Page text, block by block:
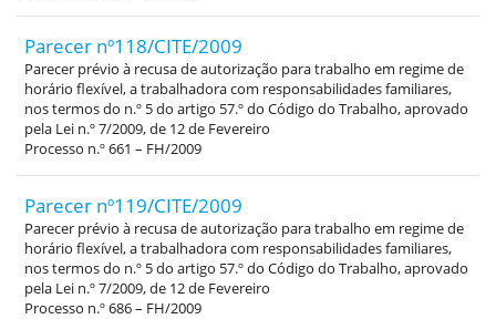
Parecer nº118/CITE/2009
Parecer prévio à recusa de autorização para trabalho em regime de
horário flexível, a trabalhadora com responsabilidades familiares,
nos termos do n.º 5 do artigo 57.º do Código do Trabalho, aprovado
pela Lei n.º 7/2009, de 12 de Fevereiro
Processo n.º 661 – FH/2009
Parecer nº119/CITE/2009
Parecer prévio à recusa de autorização para trabalho em regime de
horário flexível, a trabalhadora com responsabilidades familiares,
nos termos do n.º 5 do artigo 57.º do Código do Trabalho, aprovado
pela Lei n.º 7/2009, de 12 de Fevereiro
Processo n.º 686 – FH/2009